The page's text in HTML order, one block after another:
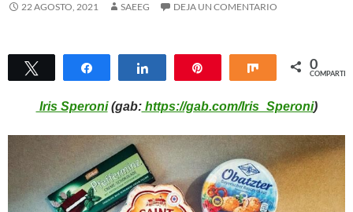
22 AGOSTO, 2021 SAEEG DEJA UN COMENTARIO
Twittear Compartir Compartir Compartir
0
COMPARTIR
Iris Speroni(gab:https://gab.com/Iris_Speroni)